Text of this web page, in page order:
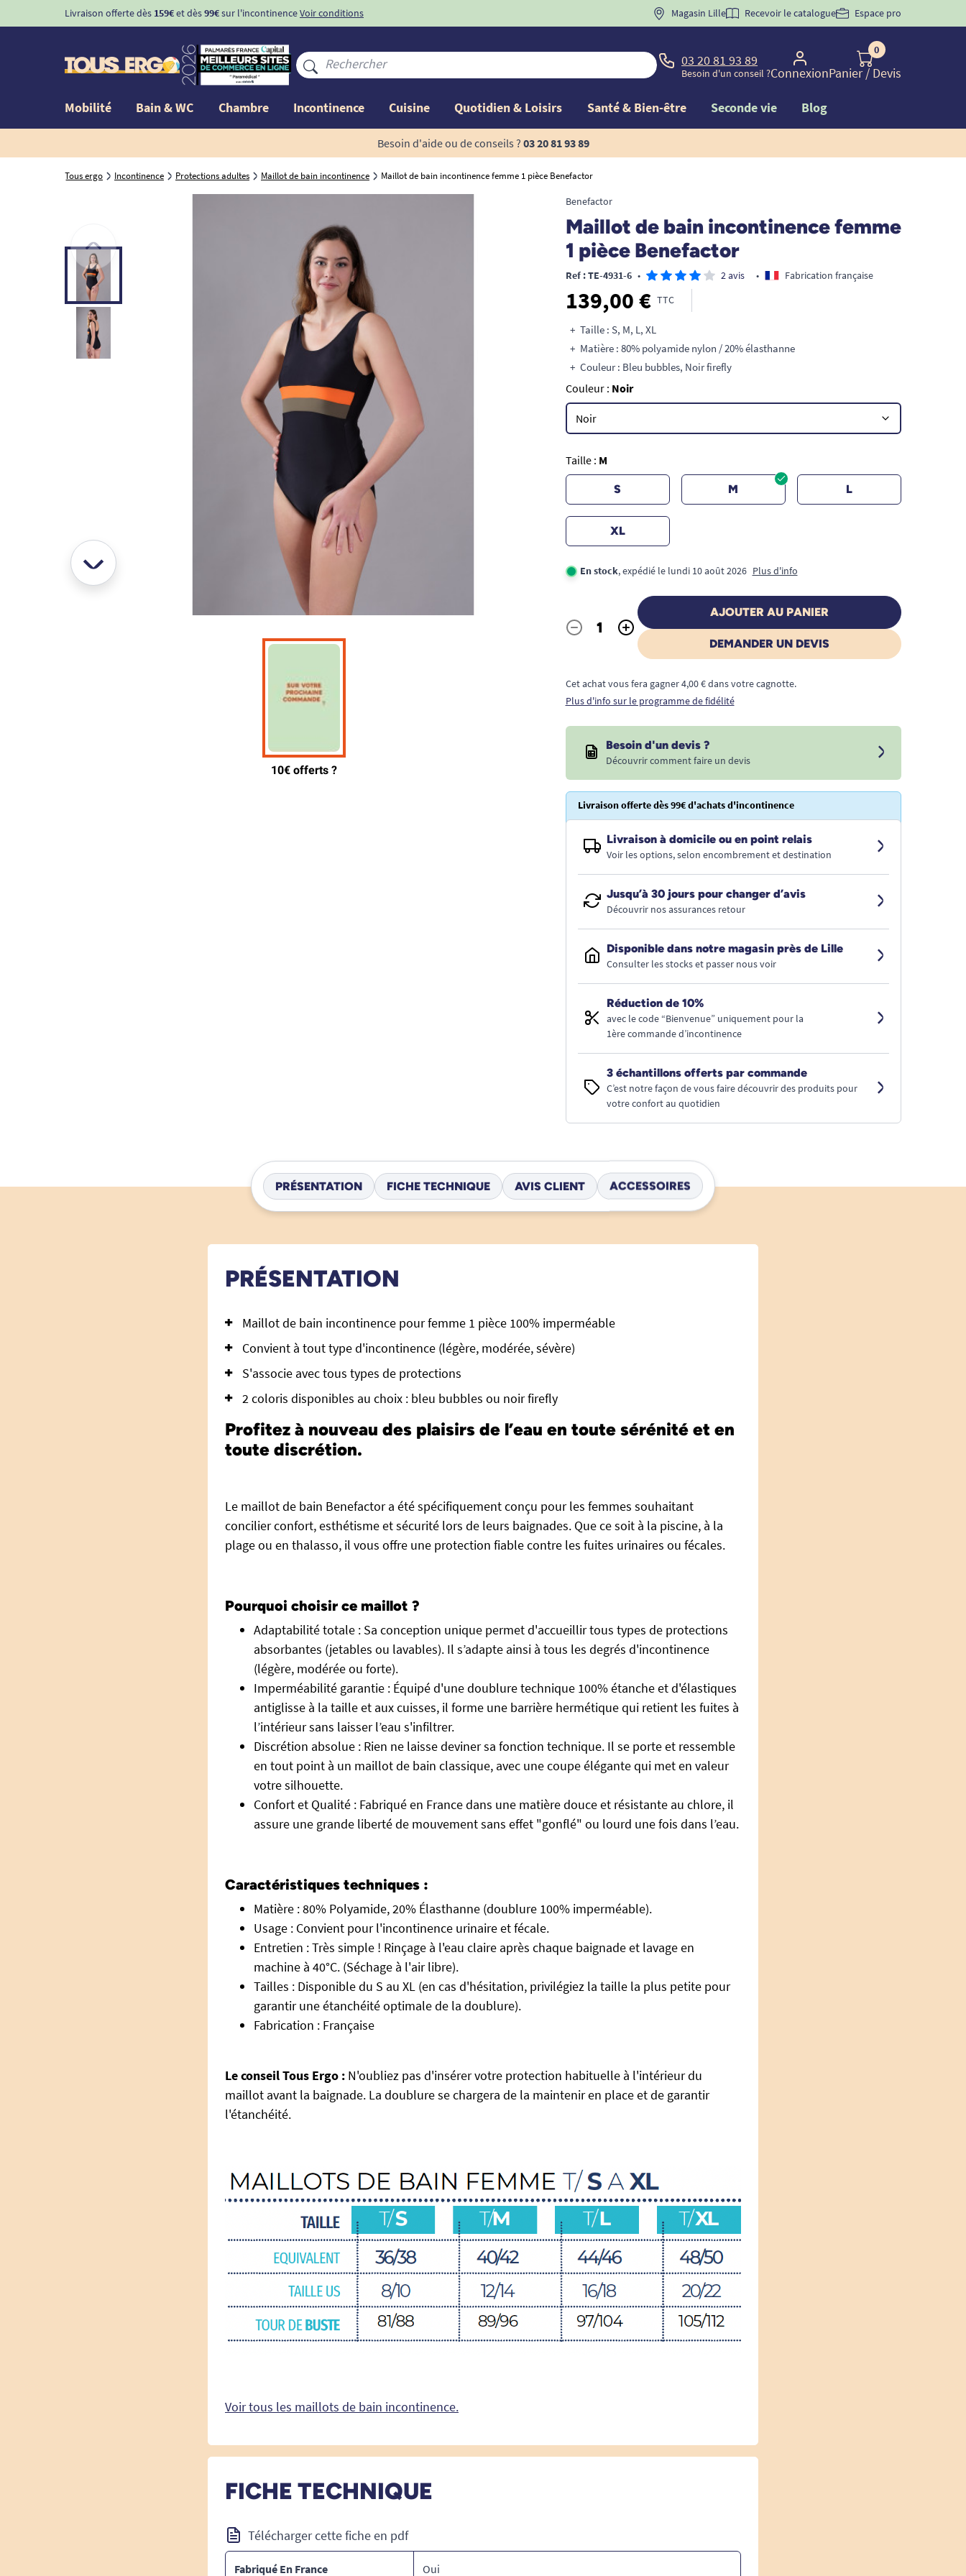
Livraison offerte dès 159€et dès99€sur l'incontinenceVoir conditions BIENVENUE" pourla 1ère commande d'incontinence
Magasin Lille Recevoir le catalogue Espace pro
03 20 81 93 89
Besoin d'un conseil ?Connexion
0
Panier/ Devis
Mobilité Bain & WC Chambre Incontinence Cuisine Quotidien & Loisirs Santé & Bien-être Seconde vie Blog
Besoin d'aide ou de conseils ? 03 20 81 93 89
Tous ergo Incontinence Protections adultes Maillot de bain incontinence Maillot de bain incontinence femme 1 pièce Benefactor
Benefactor
Maillot de bain incontinence femme
1 pièce Benefactor
Ref : TE-4931-6 • 2 avis • Fabrication française
139,00 € TTC
Taille : S, M, L, XL
Matière : 80% polyamide nylon / 20% élasthanne
Couleur : Bleu bubbles, Noir firefly
Couleur : Noir
Taille : M
S M L
XL
En stock, expédié le lundi 10 août 2026 Plus d'info
Quantité
- +
AJOUTER AU PANIER
DEMANDER UN DEVIS
Cet achat vous fera gagner 4,00 € dans votre cagnotte.
Plus d'info sur le programme de fidélité
Besoin d'un devis ?
Découvrir comment faire un devis
Livraison offerte dès 99€ d'achats d'incontinence
Livraison à domicile ou en point relais
Voir les options, selon encombrement et destination
Jusqu’à 30 jours pour changer d’avis
Découvrir nos assurances retour
Disponible dans notre magasin près de Lille
Consulter les stocks et passer nous voir
Réduction de 10%
avec le code “Bienvenue” uniquement pour la
1ère commande d’incontinence
3 échantillons offerts par commande
C’est notre façon de vous faire découvrir des produits pour
votre confort au quotidien
PRÉSENTATION FICHE TECHNIQUE AVIS CLIENT ACCESSOIRES
PRÉSENTATION
Maillot de bain incontinence pour femme 1 pièce 100% imperméable
Convient à tout type d'incontinence (légère, modérée, sévère)
S'associe avec tous types de protections
2 coloris disponibles au choix : bleu bubbles ou noir firefly
Profitez à nouveau des plaisirs de l’eau en toute sérénité et en
toute discrétion.
Le maillot de bain Benefactor a été spécifiquement conçu pour les femmes souhaitant
concilier confort, esthétisme et sécurité lors de leurs baignades. Que ce soit à la piscine, à la
plage ou en thalasso, il vous offre une protection fiable contre les fuites urinaires ou fécales.
Pourquoi choisir ce maillot ?
Adaptabilité totale : Sa conception unique permet d'accueillir tous types de protections
absorbantes (jetables ou lavables). Il s’adapte ainsi à tous les degrés d'incontinence
(légère, modérée ou forte).
Imperméabilité garantie : Équipé d'une doublure technique 100% étanche et d'élastiques
antiglisse à la taille et aux cuisses, il forme une barrière hermétique qui retient les fuites à
l’intérieur sans laisser l’eau s'infiltrer.
Discrétion absolue : Rien ne laisse deviner sa fonction technique. Il se porte et ressemble
en tout point à un maillot de bain classique, avec une coupe élégante qui met en valeur
votre silhouette.
Confort et Qualité : Fabriqué en France dans une matière douce et résistante au chlore, il
assure une grande liberté de mouvement sans effet "gonflé" ou lourd une fois dans l’eau.
Caractéristiques techniques :
Matière : 80% Polyamide, 20% Élasthanne (doublure 100% imperméable).
Usage : Convient pour l'incontinence urinaire et fécale.
Entretien : Très simple ! Rinçage à l'eau claire après chaque baignade et lavage en
machine à 40°C. (Séchage à l'air libre).
Tailles : Disponible du S au XL (en cas d'hésitation, privilégiez la taille la plus petite pour
garantir une étanchéité optimale de la doublure).
Fabrication : Française
Le conseil Tous Ergo : N'oubliez pas d'insérer votre protection habituelle à l'intérieur du
maillot avant la baignade. La doublure se chargera de la maintenir en place et de garantir
l'étanchéité.
Voir tous les maillots de bain incontinence.
FICHE TECHNIQUE
Télécharger cette fiche en pdf
Fabriqué En France Oui